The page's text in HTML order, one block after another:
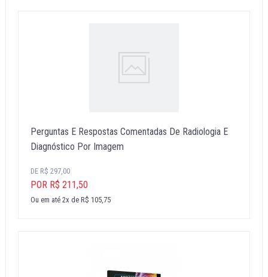
Perguntas E Respostas Comentadas De Radiologia E
Diagnóstico Por Imagem
DE R$ 297,00
POR R$ 211,50
Ou em até 2x de R$ 105,75